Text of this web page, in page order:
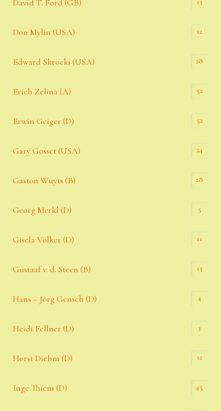
David T. Ford (GB)
Don Mylin (USA) 12
Edward Skrocki (USA) 28
Erich Zelina (A) 52
Erwin Geiger (D) 52
Gary Gosset (USA) 24
Gaston Wuyts (B) 28
Georg Merkl (D) 5
Gisela Völker (D) 11
Gustaaf v. d. Steen (B) 13
Hans – Jörg Gensch (D) 4
Heidi Fellner (D) 3
Horst Diehm (D) 12
Inge Thiem (D) 45